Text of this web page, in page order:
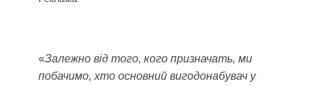
«Залежно від того, кого призначать, ми
побачимо, хто основний вигодонабувач у